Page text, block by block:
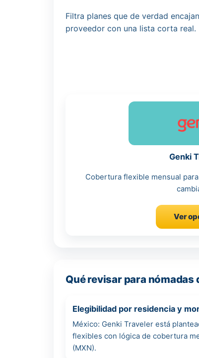
Filtra planes que de verdad
proveedor con una lista corta real.
Genki
Cobertura flexible mensual
Ver
Qué revisar para
Elegibilidad por residencia y
México: Genki Traveler está
flexibles con lógica de cobertura
(MXN).